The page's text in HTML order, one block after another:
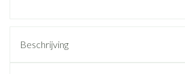
Beschrijving